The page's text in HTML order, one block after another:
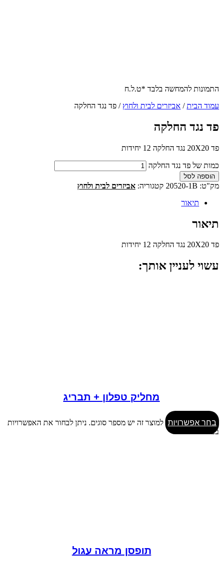
התמונות להמחשה בלבד *ט.ל.ח
עמוד הבית/ אביזרים לבית ולחוץ / פד נגד החלקה
פד נגד החלקה
פד 20X20 נגד החלקה 12 יחידות
כמות של פד נגד החלקה
הוספה לסל
מק"ט: 20520-1B קטגוריה: אביזרים לבית ולחוץ
תיאור
תיאור
פד 20X20 נגד החלקה 12 יחידות
עשוי לעניין אותך:
מחליק טפלון + תבריג
בחר אפשרויות למוצר זה יש מספר סוגים. ניתן לבחור את האפשרויות
בעמוד המוצר
תופסן מראה עגול